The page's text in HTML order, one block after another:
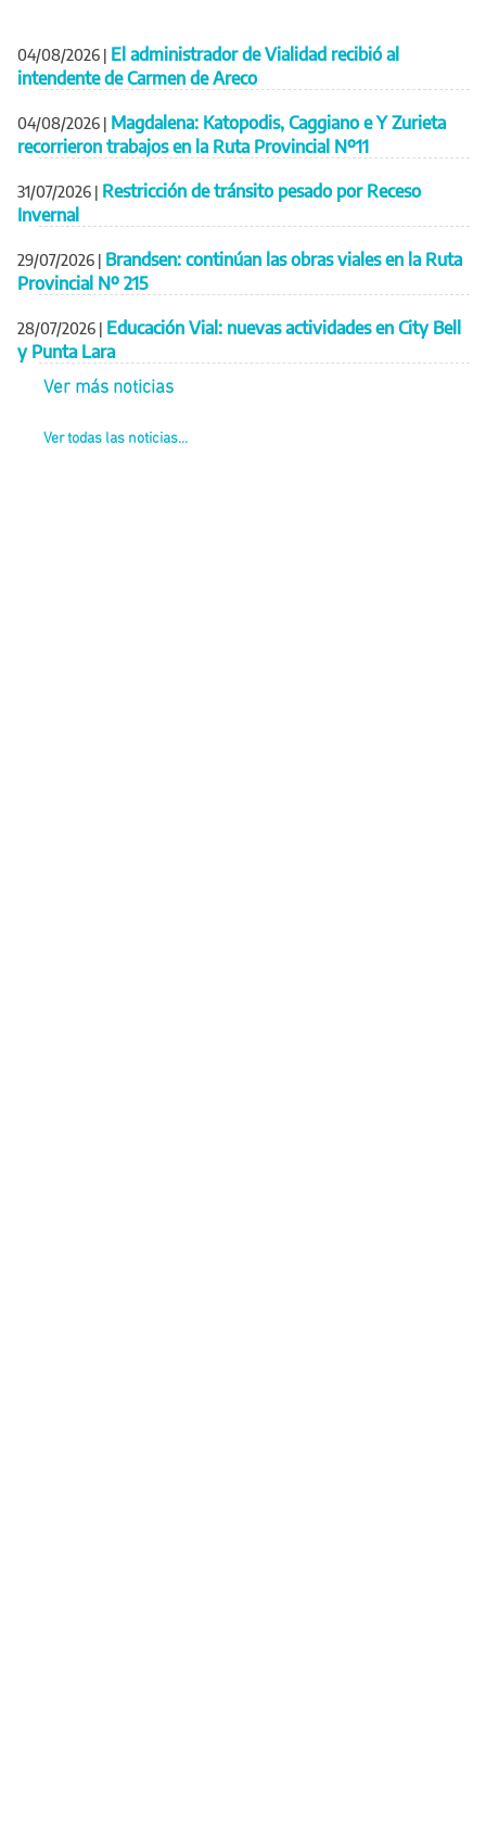
04/08/2026 | El administrador de Vialidad recibió al
intendente de Carmen de Areco
04/08/2026 | Magdalena: Katopodis, Caggiano e Y Zurieta
recorrieron trabajos en la Ruta Provincial Nº11
31/07/2026 | Restricción de tránsito pesado por Receso
Invernal
29/07/2026 | Brandsen: continúan las obras viales en la Ruta
Provincial Nº 215
28/07/2026 | Educación Vial: nuevas actividades en City Bell
y Punta Lara
Ver más noticias
Ver todas las noticias...